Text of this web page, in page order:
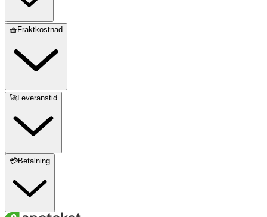
🧺Fraktkostnad
🚀Leveranstid
💳Betalning